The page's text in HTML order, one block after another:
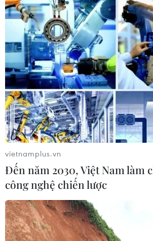
vietnamplus.vn
Đến năm 2030, Việt Nam làm
công nghệ chiến lược